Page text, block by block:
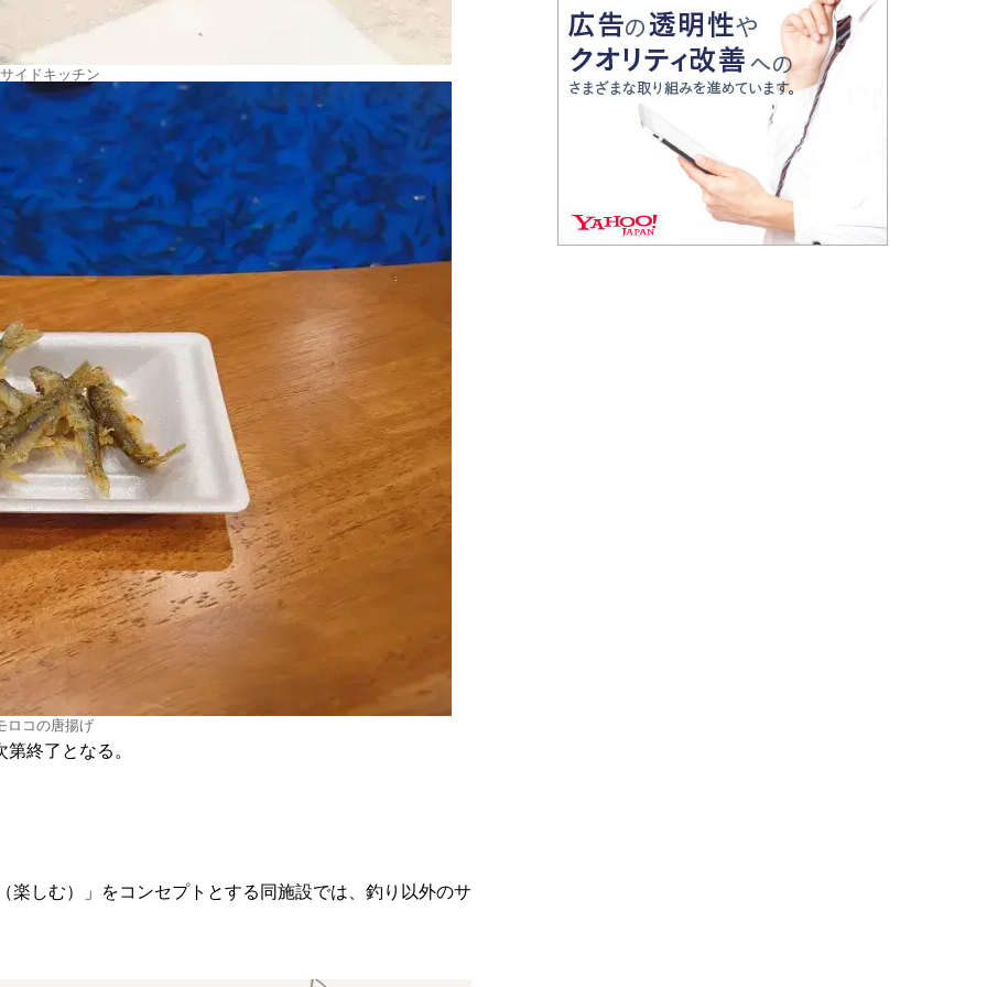
イドキッチン
ロコの唐揚げ
終了となる。
しむ）」をコンセプトとする同施設では、釣り以外のサ